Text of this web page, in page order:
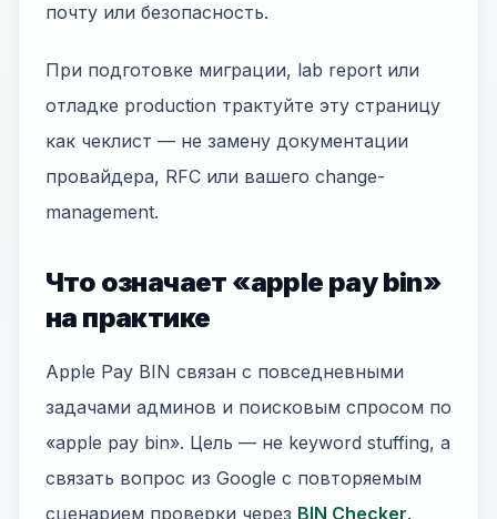
почту или безопасность.
При подготовке миграции, lab report или
отладке production трактуйте эту страницу
как чеклист — не замену документации
провайдера, RFC или вашего change-
management.
Что означает «apple pay bin»
на практике
Apple Pay BIN связан с повседневными
задачами админов и поисковым спросом по
«apple pay bin». Цель — не keyword stuffing, а
связать вопрос из Google с повторяемым
сценарием проверки через BIN Checker.